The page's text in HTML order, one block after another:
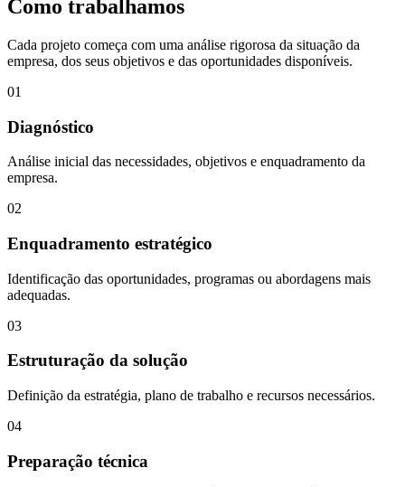
Como trabalhamos
Cada projeto começa com uma análise rigorosa da situação da
empresa, dos seus objetivos e das oportunidades disponíveis.
01
Diagnóstico
Análise inicial das necessidades, objetivos e enquadramento da
empresa.
02
Enquadramento estratégico
Identificação das oportunidades, programas ou abordagens mais
adequadas.
03
Estruturação da solução
Definição da estratégia, plano de trabalho e recursos necessários.
04
Preparação técnica